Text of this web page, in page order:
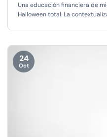
Una educación financiera de
Halloween total. La
24
Oct